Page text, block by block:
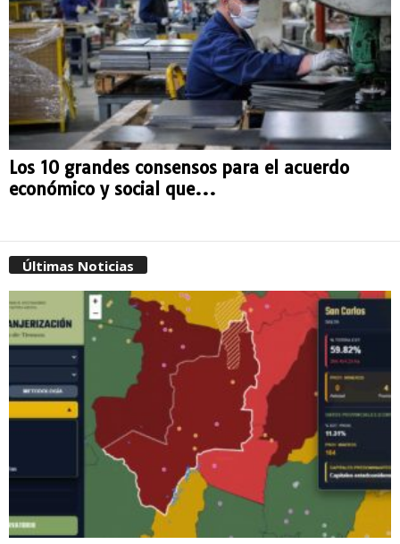
Los 10 grandes consensos para el acuerdo
económico y social que...
Últimas Noticias